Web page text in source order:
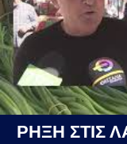
ΡΗΞΗ ΣΤΙΣ